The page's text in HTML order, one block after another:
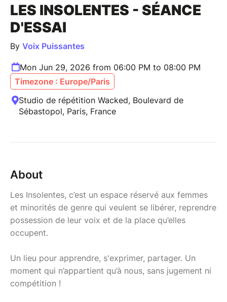
LES INSOLENTES - SÉANCE
D'ESSAI
By Voix Puissantes
Mon Jun 29, 2026 from 06:00 PM to 08:00 PM
Timezone : Europe/Paris
Studio de répétition Wacked, Boulevard de
Sébastopol, Paris, France
About
Les Insolentes, c’est un espace réservé aux femmes
et minorités de genre qui veulent se libérer, reprendre
possession de leur voix et de la place qu’elles
occupent.
Un lieu pour apprendre, s'exprimer, partager. Un
moment qui n’appartient qu’à nous, sans jugement ni
compétition !